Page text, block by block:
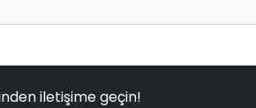
iletişime geçin!